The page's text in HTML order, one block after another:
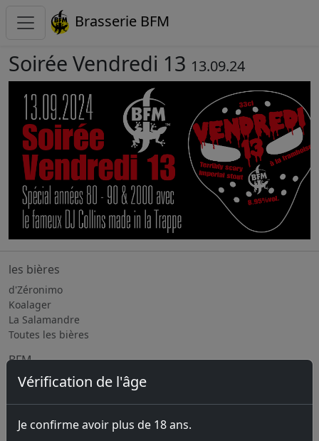
Brasserie BFM
Vérification de l'âge
Je confirme avoir plus de 18 ans.
Soirée Vendredi 13 13.09.24
les bières
d'Zéronimo
Koalager
La Salamandre
Toutes les bières
BFM
La Brasserie
Jobs